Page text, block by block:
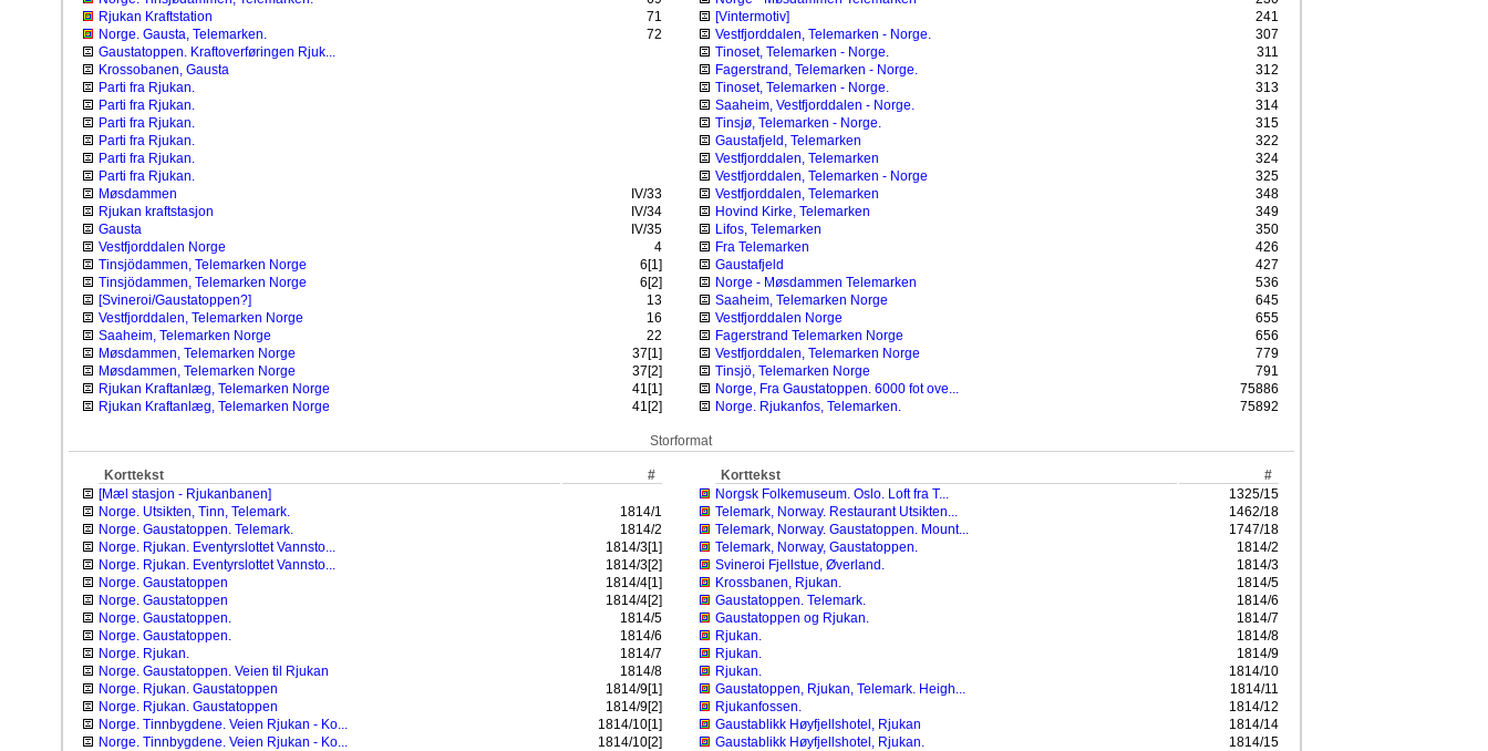
Rjukan Kraftstation
71
Norge. Gausta, Telemarken.
72
Gaustatoppen. Kraftoverføringen Rjuk...
Krossobanen, Gausta
Parti fra Rjukan.
Parti fra Rjukan.
Parti fra Rjukan.
Parti fra Rjukan.
Parti fra Rjukan.
Parti fra Rjukan.
Møsdammen
IV/33
Rjukan kraftstasjon
IV/34
Gausta
IV/35
Vestfjorddalen Norge
4
Tinsjödammen, Telemarken Norge
6[1]
Tinsjödammen, Telemarken Norge
6[2]
[Svineroi/Gaustatoppen?]
13
Vestfjorddalen, Telemarken Norge
16
Saaheim, Telemarken Norge
22
Møsdammen, Telemarken Norge
37[1]
Møsdammen, Telemarken Norge
37[2]
Rjukan Kraftanlæg, Telemarken Norge
41[1]
Rjukan Kraftanlæg, Telemarken Norge
41[2]
[Vintermotiv]
241
Vestfjorddalen, Telemarken - Norge.
307
Tinoset, Telemarken - Norge.
311
Fagerstrand, Telemarken - Norge.
312
Tinoset, Telemarken - Norge.
313
Saaheim, Vestfjorddalen - Norge.
314
Tinsjø, Telemarken - Norge.
315
Gaustafjeld, Telemarken
322
Vestfjorddalen, Telemarken
324
Vestfjorddalen, Telemarken - Norge
325
Vestfjorddalen, Telemarken
348
Hovind Kirke, Telemarken
349
Lifos, Telemarken
350
Fra Telemarken
426
Gaustafjeld
427
Norge - Møsdammen Telemarken
536
Saaheim, Telemarken Norge
645
Vestfjorddalen Norge
655
Fagerstrand Telemarken Norge
656
Vestfjorddalen, Telemarken Norge
779
Tinsjö, Telemarken Norge
791
Norge, Fra Gaustatoppen. 6000 fot ove...
75886
Norge. Rjukanfos, Telemarken.
75892
Storformat
Korttekst
#
[Mæl stasjon - Rjukanbanen]
Norge. Utsikten, Tinn, Telemark.
1814/1
Norge. Gaustatoppen. Telemark.
1814/2
Norge. Rjukan. Eventyrslottet Vannsto...
1814/3[1]
Norge. Rjukan. Eventyrslottet Vannsto...
1814/3[2]
Norge. Gaustatoppen
1814/4[1]
Norge. Gaustatoppen
1814/4[2]
Norge. Gaustatoppen.
1814/5
Norge. Gaustatoppen.
1814/6
Norge. Rjukan.
1814/7
Norge. Gaustatoppen. Veien til Rjukan
1814/8
Norge. Rjukan. Gaustatoppen
1814/9[1]
Norge. Rjukan. Gaustatoppen
1814/9[2]
Norge. Tinnbygdene. Veien Rjukan - Ko...
1814/10[1]
Norge. Tinnbygdene. Veien Rjukan - Ko...
1814/10[2]
Korttekst
#
Norgsk Folkemuseum. Oslo. Loft fra T...
1325/15
Telemark, Norway. Restaurant Utsikten...
1462/18
Telemark, Norway. Gaustatoppen. Mount...
1747/18
Telemark, Norway, Gaustatoppen.
1814/2
Svineroi Fjellstue, Øverland.
1814/3
Krossbanen, Rjukan.
1814/5
Gaustatoppen. Telemark.
1814/6
Gaustatoppen og Rjukan.
1814/7
Rjukan.
1814/8
Rjukan.
1814/9
Rjukan.
1814/10
Gaustatoppen, Rjukan, Telemark. Heigh...
1814/11
Rjukanfossen.
1814/12
Gaustablikk Høyfjellshotel, Rjukan
1814/14
Gaustablikk Høyfjellshotel, Rjukan.
1814/15